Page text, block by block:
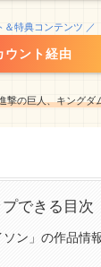
＆特典コンテンツ ／
ウント経由
撃の巨人、キングダ
プできる目次
ソン」の作品情